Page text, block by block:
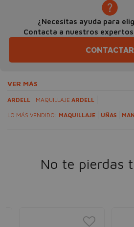
¿Necesitas ayuda para
Contacta a nuestros
CONTACTAR
VER MÁS
ARDELL MAQUILLAJE ARDELL
LO MÁS VENDIDO: MAQUILLAJE UÑAS
No te pierdas